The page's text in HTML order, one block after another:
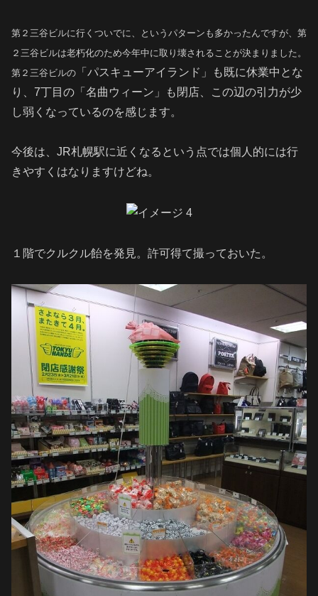
第２三谷ビルに行くついでに、というパターンも多かったんですが、第
２三谷ビルは老朽化のため今年中に取り壊されることが決まりました。
第２三谷ビルの 「パスキューアイランド」も既に休業中とな
り、7丁目の「名曲ウィーン」も閉店、この辺の引力が少
し弱くなっているのを感じます。
今後は、JR札幌駅に近くなるという点では個人的には行
きやすくはなりますけどね。
１階でクルクル飴を発見。許可得て撮っておいた。